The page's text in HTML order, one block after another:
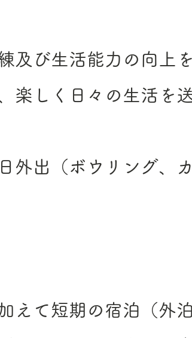
及び生活能力の向上
楽しく日々の生活を
外出（ボウリング、
えて短期の宿泊（外